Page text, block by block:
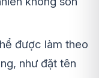
được làm theo
như đặt tên